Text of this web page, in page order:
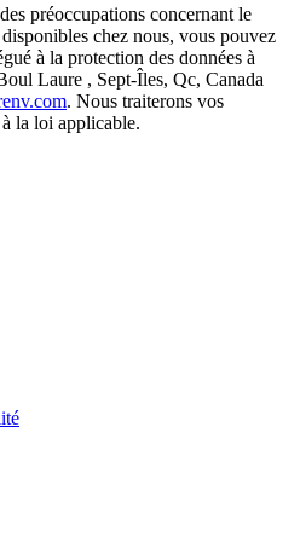
préoccupations concernant le
chez nous, vous pouvez
à la protection des données à
Laure , Sept-Îles, Qc, Canada
. Nous traiterons vos
la loi applicable.